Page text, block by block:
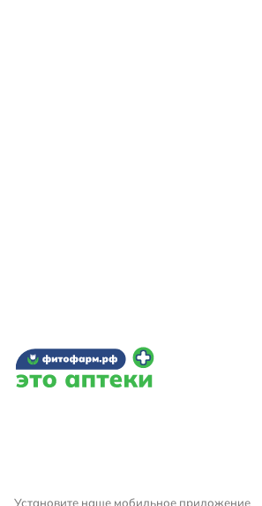
Установите наше мобильное приложение